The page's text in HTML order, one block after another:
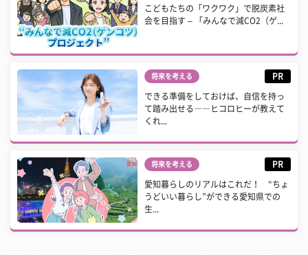
こどもたちの「ワクワク」で脱炭素社
会を目指す – 「みんなで減CO2（ゲ...
将来を考える PR
できる準備をしておけば、自信を持っ
て踏み出せる――ヒコロヒーが教えて
くれ...
将来を考える PR
愛知暮らしのリアルはこれだ！ “ちょ
うどいい暮らし”ができる愛知県での
生...